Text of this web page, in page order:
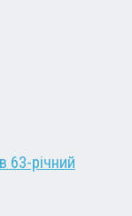
63-річний